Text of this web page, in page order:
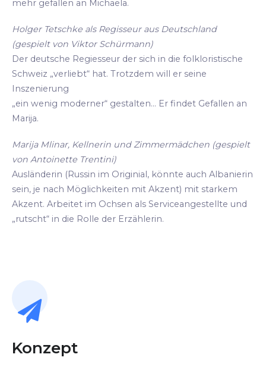
mehr gefallen an Michaela.
Holger Tetschke als Regisseur aus Deutschland
(gespielt von Viktor Schürmann)
Der deutsche Regiesseur der sich in die folkloristische
Schweiz „verliebt“ hat. Trotzdem will er seine
Inszenierung
„ein wenig moderner“ gestalten... Er findet Gefallen an
Marija.
Marija Mlinar, Kellnerin und Zimmermädchen (gespielt
von Antoinette Trentini)
Ausländerin (Russin im Originial, könnte auch Albanierin
sein, je nach Möglichkeiten mit Akzent) mit starkem
Akzent. Arbeitet im Ochsen als Serviceangestellte und
„rutscht“ in die Rolle der Erzählerin.
Konzept